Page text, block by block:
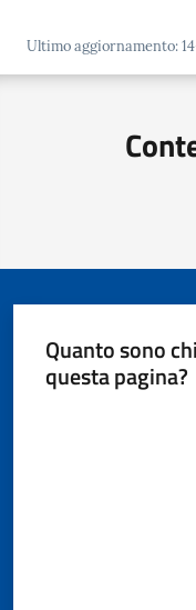
San
Giorgio
Amministrazione
Ultimo aggiornamento:
Quanto sono
questa pagina?